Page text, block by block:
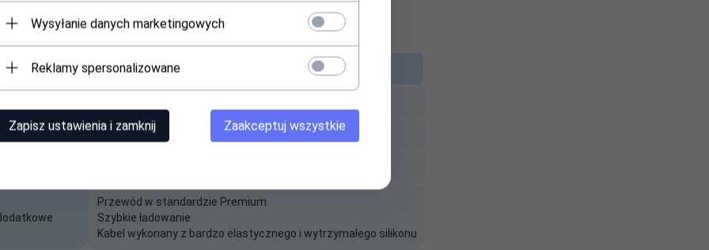
Specyfikacja
Kabel USB - Lightning everActive CBS-1IW 1m biały
Przewód w standardzie Premium
Szybkie ładowanie
Kabel wykonany z bardzo elastycznego i wytrzymałego silikonu
Wysyłanie danych marketingowych
Reklamy spersonalizowane
Zapisz ustawienia i zamknij Zaakceptuj wszystkie